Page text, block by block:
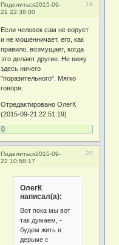
Поделиться 19
2015-09-
21 22:38:00
Если человек сам не ворует
и не мошенничает, его, как
правило, возмущает, когда
это делают другие. Не вижу
здесь ничего
"поразительного". Мягко
говоря.
Отредактировано ОлегК
(2015-09-21 22:51:19)
0
Поделиться 20
2015-09-
22 10:58:17
ОлегК
написал(а):
Вот пока мы вот
так думаем, -
будем жить в
дерьме с